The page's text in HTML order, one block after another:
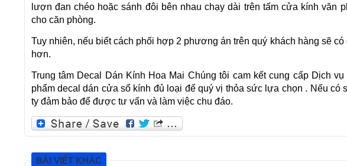
lượn đan chéo hoặc sánh đôi bên nhau chạy dài trên tấm cửa kính văn
cho căn phòng.
Tuy nhiên, nếu biết cách phối hợp 2 phương án trên quý khách hàng sẽ
hơn.
Trung tâm Decal Dán Kính Hoa Mai Chúng tôi cam kết cung cấp Dịch
phẩm decal dán cửa sổ kính đủ loại để quý vị thỏa sức lựa chọn . Nếu có
ty đảm bảo để được tư vấn và làm việc chu đáo.
BÀI VIẾT KHÁC